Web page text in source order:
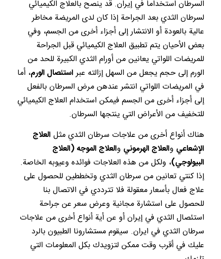
السرطان استخداماً في إيران. قد ينصح بالعلاج الكيميائي
لسرطان الثدي بعد الجراحة إذا كان لدى المريضة مخاطر
عالية بالعودة أو الانتشار إلى أجزاء أخرى من الجسم، وفي
بعض الأحيان يتم تطبيق العلاج الكيميائي قبل الجراحة
للمريضات اللواتي يعانين من أورام الثدي الكبيرة للحد من
الورم إلى حجم يجعل من السهل إزالته عبراستئصال الورم، أما
في المريضات اللواتي انتشر عندهن مرض السرطان بالفعل
إلى أجزاء أخرى من الجسم فيمكن استخدام العلاج الكيميائي
للتخفيف من الأعراض التي ينتجها السرطان.
هناك أنواع أخرى من علاجات سرطان الثدي مثل العلاج
الإشعاعي والعلاج الهرموني والعلاج الموجه (العلاج
البيولوجي)، ولكل من هذه العلاجات فوائده وعيوبه الخاصة.
إذا كنتي تعانين من سرطان الثدي وتخططين للحصول على
علاج فعال بأسعار معقولة فلا تترددي في الاتصال بنا
للحصول على استشارة مجانية وعرض سعر عن جراحة
استئصال الثدي في إيران أو عن أية أنواع أخرى من علاجات
سرطان الثدي في ايران. سيقوم مستشارونا الطبيون بالرد
عليك في أقرب وقت ممكن لتزويدك بكل المعلومات التي